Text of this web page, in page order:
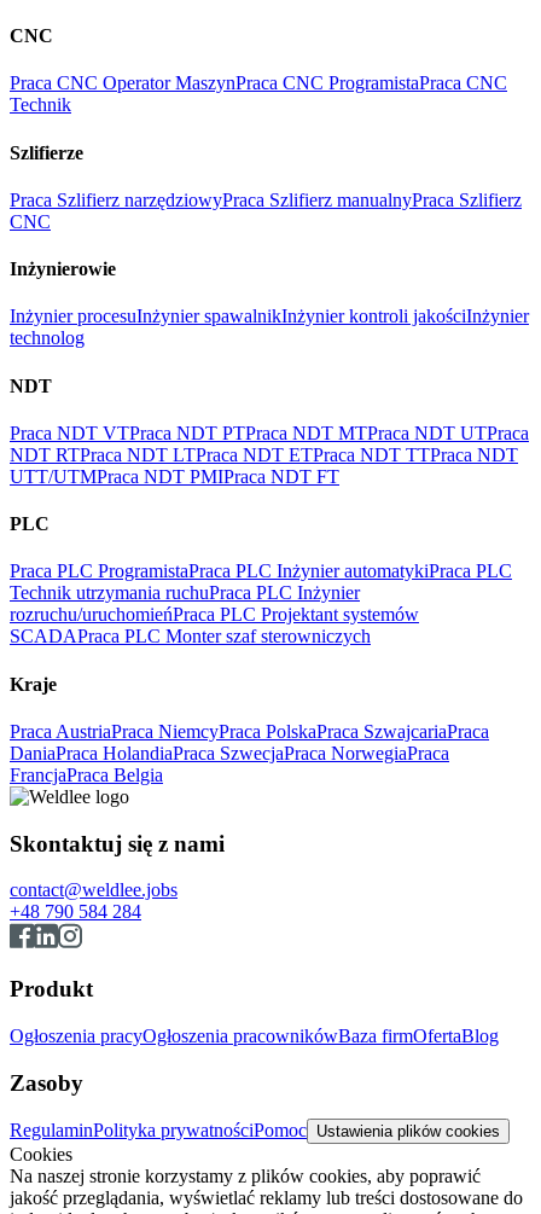
CNC
Praca CNC Operator MaszynPraca CNC ProgramistaPraca CNC
Technik
Szlifierze
Praca Szlifierz narzędziowyPraca Szlifierz manualnyPraca Szlifierz
CNC
Inżynierowie
Inżynier procesuInżynier spawalnikInżynier kontroli jakościInżynier
technolog
NDT
Praca NDT VTPraca NDT PTPraca NDT MTPraca NDT UTPraca
NDT RTPraca NDT LTPraca NDT ETPraca NDT TTPraca NDT
UTT/UTMPraca NDT PMIPraca NDT FT
PLC
Praca PLC ProgramistaPraca PLC Inżynier automatykiPraca PLC
Technik utrzymania ruchuPraca PLC Inżynier
rozruchu/uruchomieńPraca PLC Projektant systemów
SCADAPraca PLC Monter szaf sterowniczych
Kraje
Praca AustriaPraca NiemcyPraca PolskaPraca SzwajcariaPraca
DaniaPraca HolandiaPraca SzwecjaPraca NorwegiaPraca
FrancjaPraca Belgia
Skontaktuj się z nami
contact@weldlee.jobs
+48 790 584 284
Produkt
Ogłoszenia pracyOgłoszenia pracownikówBaza firmOfertaBlog
Zasoby
RegulaminPolityka prywatnościPomoc Ustawienia plików cookies
Cookies
Na naszej stronie korzystamy z plików cookies, aby poprawić
jakość przeglądania, wyświetlać reklamy lub treści dostosowane do